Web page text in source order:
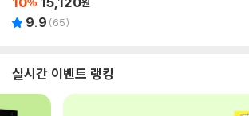
9.9 (65)
실시간 이벤트 랭킹